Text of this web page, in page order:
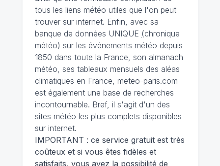
tous les liens météo utiles que l'on peut
trouver sur internet. Enfin, avec sa
banque de données UNIQUE (chronique
météo) sur les événements météo depuis
1850 dans toute la France, son almanach
météo, ses tableaux mensuels des aléas
climatiques en France, meteo-paris.com
est également une base de recherches
incontournable. Bref, il s'agit d'un des
sites météo les plus complets disponibles
sur internet.
IMPORTANT : ce service gratuit est très
coûteux et si vous êtes fidèles et
satisfaits, vous avez la possibilité de